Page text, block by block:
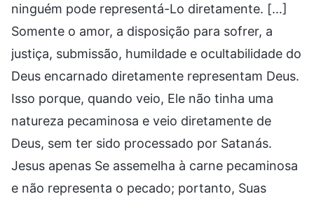
ninguém pode representá-Lo diretamente. […]
Somente o amor, a disposição para sofrer, a
justiça, submissão, humildade e ocultabilidade do
Deus encarnado diretamente representam Deus.
Isso porque, quando veio, Ele não tinha uma
natureza pecaminosa e veio diretamente de
Deus, sem ter sido processado por Satanás.
Jesus apenas Se assemelha à carne pecaminosa
e não representa o pecado; portanto, Suas